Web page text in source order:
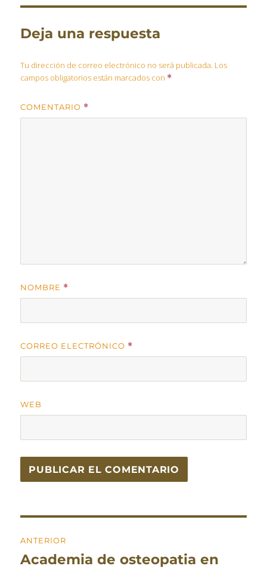
Deja una respuesta
Tu dirección de correo electrónico no será publicada. Los
campos obligatorios están marcados con *
COMENTARIO *
NOMBRE *
CORREO ELECTRÓNICO *
WEB
de
ANTERIOR
Entrada
Academia de osteopatia en